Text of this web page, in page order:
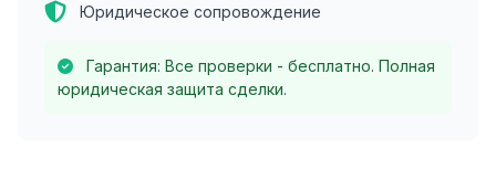
Юридическое сопровождение
Гарантия: Все проверки - бесплатно. Полная
юридическая защита сделки.